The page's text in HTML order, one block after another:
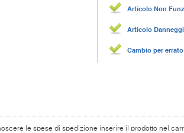
Articolo Non
Articolo
Cambio per
le spese di spedizione inserire il prodotto nel